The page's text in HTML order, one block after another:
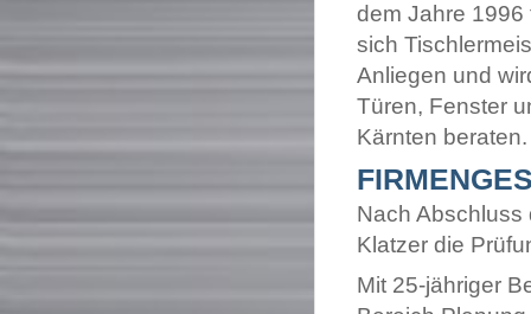
dem Jahre 1996
sich
Anliegen und
Türen, Fenster
Kärnten beraten.
Nach Abschluss
Klatzer die
Mit 25-jähriger